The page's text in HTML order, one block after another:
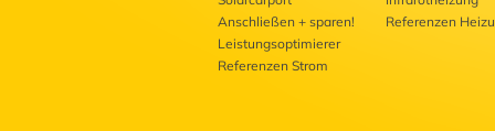
Anschließen + sparen!
Leistungsoptimierer
Referenzen Strom
Referenzen